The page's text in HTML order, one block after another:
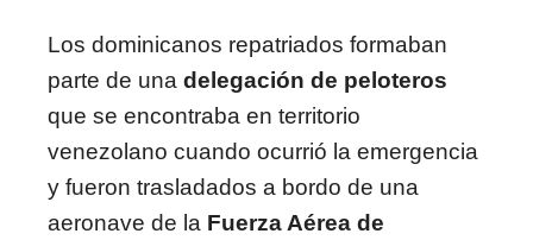
Los dominicanos repatriados formaban
parte de una delegación de peloteros
que se encontraba en territorio
venezolano cuando ocurrió la emergencia
y fueron trasladados a bordo de una
aeronave de la Fuerza Aérea de